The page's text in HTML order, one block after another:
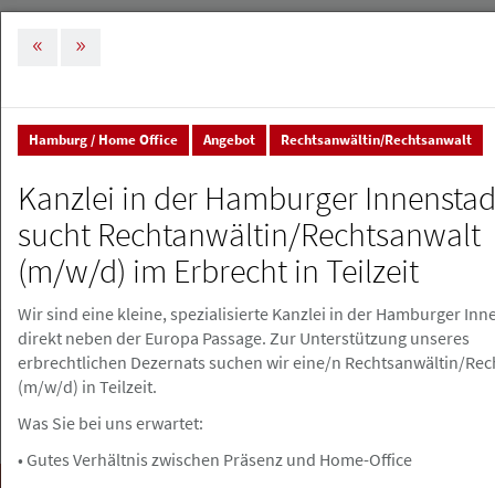
Stellenmarkt & Anzeigen Stellenanzeigen
Stellenanzeigen
Hamburg / Home Office Angebot Rechtsanwältin/Rechtsanwalt
Kanzlei in der Hamburger
sucht Rechtanwältin/Rechtsanwalt
(m/w/d) im Erbrecht in Teilzeit
Wir sind eine kleine, spezialisierte Kanzlei in der Hamburger
direkt neben der Europa Passage. Zur Unterstützung unseres
erbrechtlichen Dezernats suchen wir eine/n Rechtsanwältin/
(m/w/d) in Teilzeit.
Was Sie bei uns erwartet:
• Gutes Verhältnis zwischen Präsenz und Home-Office